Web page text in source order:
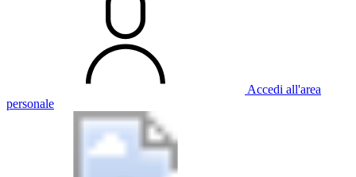
Accedi all'area
personale